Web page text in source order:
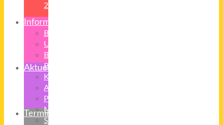
26/27
Informationen
Bilder
Unterrichtszeiten
Buszeiten
Beurlaubung
Krankmeldung
Anmeldung
Praktika
Medienerziehung
Schulradio
Aktuelles
Termine